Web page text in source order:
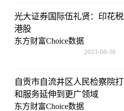
光大证券国际伍礼贤：印花
港股
东方财富Choice数据
2023-08-30
自贡市自流井区人民检察院
和服务延伸到更广领域
东方财富Choice数据